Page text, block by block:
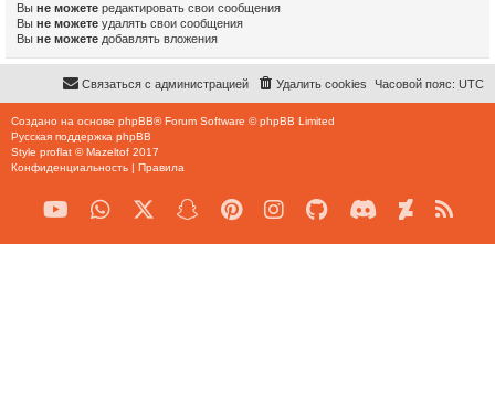
Вы не можете редактировать свои сообщения
Вы не можете удалять свои сообщения
Вы не можете добавлять вложения
Часовой пояс: UTC
Удалить cookies
Связаться с администрацией
Создано на основе phpBB® Forum Software © phpBB Limited
Русская поддержка phpBB
Style proflat ©Mazeltof 2017
Конфиденциальность | Правила